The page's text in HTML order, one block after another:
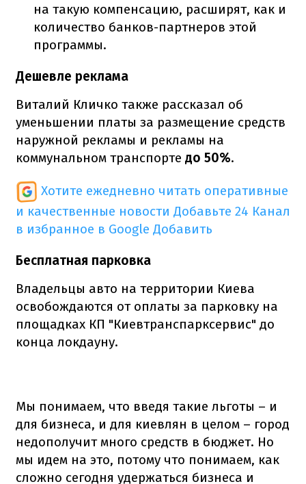
на такую ​​компенсацию, расширят, как и
количество банков-партнеров этой
программы.
Дешевле реклама
Виталий Кличко также рассказал об
уменьшении платы за размещение средств
наружной рекламы и рекламы на
коммунальном транспорте до 50%.
Хотите ежедневно читать оперативные
и качественные новости Добавьте 24 Канал
в избранное в Google Добавить
Бесплатная парковка
Владельцы авто на территории Киева
освобождаются от оплаты за парковку на
площадках КП "Киевтранспарксервис" до
конца локдауну.
Мы понимаем, что введя такие льготы – и
для бизнеса, и для киевлян в целом – город
недополучит много средств в бюджет. Но
мы идем на это, потому что понимаем, как
сложно сегодня удержаться бизнеса и